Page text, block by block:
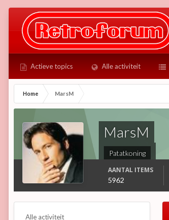
Actieve topics Alle activiteit
Home MarsM
MarsM
Patatkoning
AANTAL ITEMS
5962
Alle activiteit